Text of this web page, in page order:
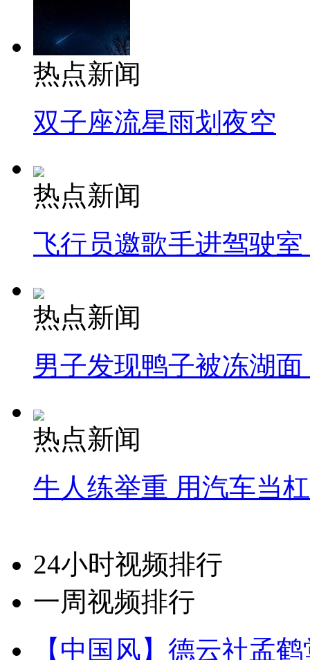
热点新闻
双子座流星雨划夜空
热点新闻
飞行员邀歌手进驾驶
热点新闻
男子发现鸭子被冻湖
热点新闻
牛人练举重 用汽车当
24小时视频排行
一周视频排行
【中国风】德云社孟